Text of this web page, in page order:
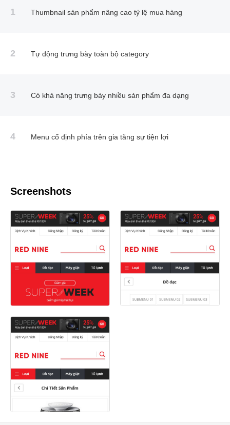
1 Thumbnail sản phẩm nâng cao tỷ lệ mua hàng
2 Tự động trưng bày toàn bộ category
3 Có khả năng trưng bày nhiều sản phẩm đa dạng
4 Menu cố định phía trên gia tăng sự tiện lợi
Screenshots